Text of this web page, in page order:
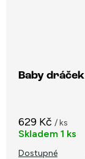
Baby dráček
629 Kč / ks
Skladem 1 ks
Dostupné